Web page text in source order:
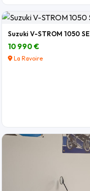
Suzuki V-STROM 1050 SE
10 990 €
La Ravoire